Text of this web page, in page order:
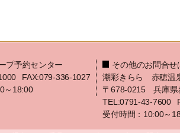
プ予約センター
FAX:079-336-1027
～18:00
その他のお問合せ
潮彩きらら 赤穂
〒678-0215 兵庫県
TEL:0791-43-7600
受付時間：10:00～